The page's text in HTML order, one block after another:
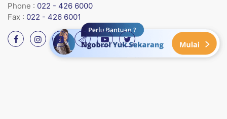
Phone : 022 - 426 6000
Fax : 022 - 426 6001